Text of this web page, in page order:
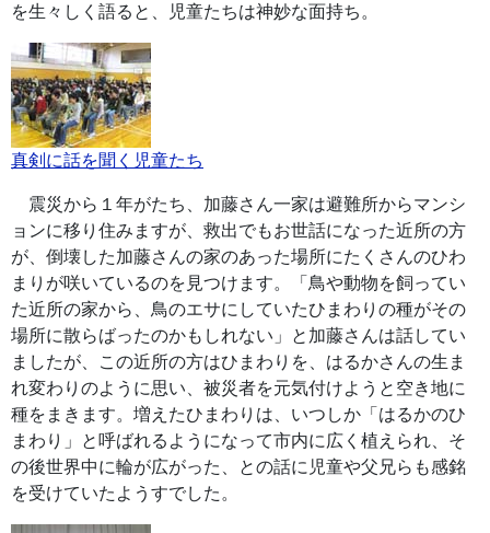
を生々しく語ると、児童たちは神妙な面持ち。
真剣に話を聞く児童たち
震災から１年がたち、加藤さん一家は避難所からマンシ
ョンに移り住みますが、救出でもお世話になった近所の方
が、倒壊した加藤さんの家のあった場所にたくさんのひわ
まりが咲いているのを見つけます。「鳥や動物を飼ってい
た近所の家から、鳥のエサにしていたひまわりの種がその
場所に散らばったのかもしれない」と加藤さんは話してい
ましたが、この近所の方はひまわりを、はるかさんの生ま
れ変わりのように思い、被災者を元気付けようと空き地に
種をまきます。増えたひまわりは、いつしか「はるかのひ
まわり」と呼ばれるようになって市内に広く植えられ、そ
の後世界中に輪が広がった、との話に児童や父兄らも感銘
を受けていたようすでした。